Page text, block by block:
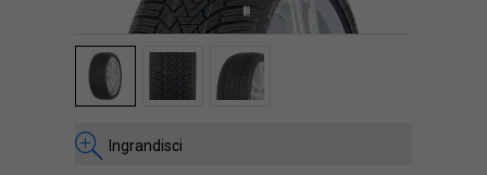
Ingrandisci